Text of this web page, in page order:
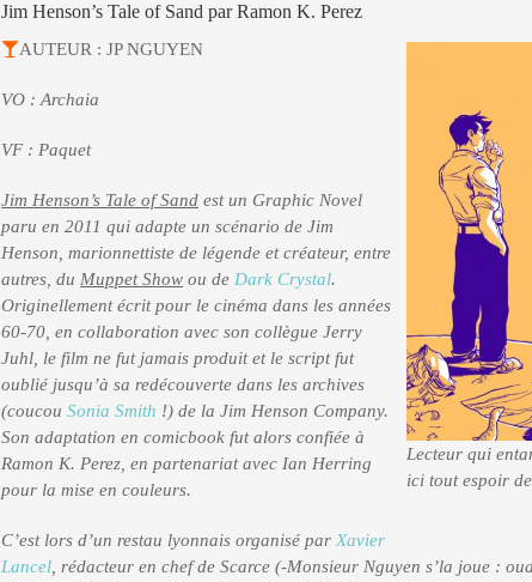
Jim Henson’s Tale of Sand par Ramon K. Perez
Lecteur qui
ici tout espoir
AUTEUR : JP NGUYEN
VO : Archaia
VF : Paquet
Jim Henson’s Tale of Sand est un Graphic Novel
paru en 2011 qui adapte un scénario de Jim
Henson, marionnettiste de légende et créateur, entre
autres, du Muppet Show ou de Dark Crystal.
Originellement écrit pour le cinéma dans les années
60-70, en collaboration avec son collègue Jerry
Juhl, le film ne fut jamais produit et le script fut
oublié jusqu’à sa redécouverte dans les archives
(coucou Sonia Smith !) de la Jim Henson Company.
Son adaptation en comicbook fut alors confiée à
Ramon K. Perez, en partenariat avec Ian Herring
pour la mise en couleurs.
C’est lors d’un restau lyonnais organisé par Xavier
Lancel , rédacteur en chef de Scarce (-Monsieur Nguyen s’la joue :